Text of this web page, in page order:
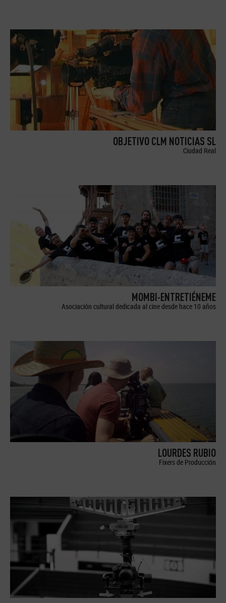
OBJETIVO CLM NOTICIAS SL
Ciudad Real
MOMBI-ENTRETIÉNEME
Asociación cultural dedicada al cine desde hace 10 años
LOURDES RUBIO
Fixers de Producción